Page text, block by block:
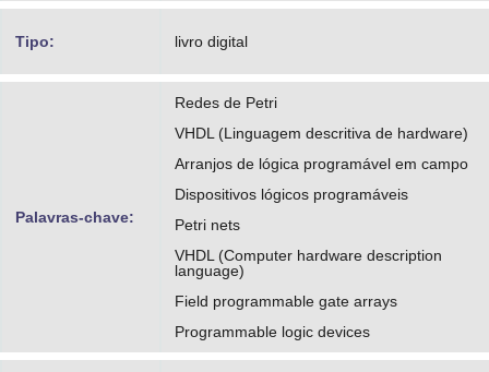
Tipo: livro digital
Palavras-chave:
Redes de Petri
VHDL (Linguagem descritiva de hardware)
Arranjos de lógica programável em campo
Dispositivos lógicos programáveis
Petri nets
VHDL (Computer hardware description
language)
Field programmable gate arrays
Programmable logic devices